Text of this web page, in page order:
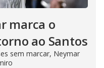
marca o
ao Santos
sem marcar, Neymar